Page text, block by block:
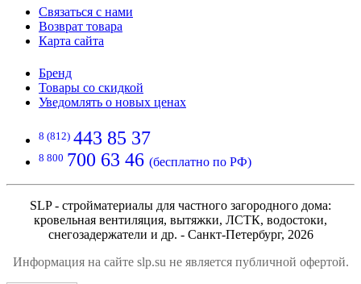
Связаться с нами
Возврат товара
Карта сайта
Бренд
Товары со скидкой
Уведомлять о новых ценах
8 (812) 443 85 37
8 800 700 63 46 (бесплатно по РФ)
SLP - стройматериалы для частного загородного дома:
кровельная вентиляция, вытяжки, ЛСТК, водостоки,
снегозадержатели и др. - Санкт-Петербург, 2026
Информация на сайте slp.su не является публичной офертой.